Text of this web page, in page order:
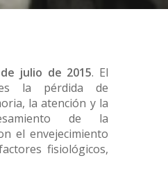
julio de 2015. El
la pérdida de
la atención y la
de la
el envejecimiento
fisiológicos,